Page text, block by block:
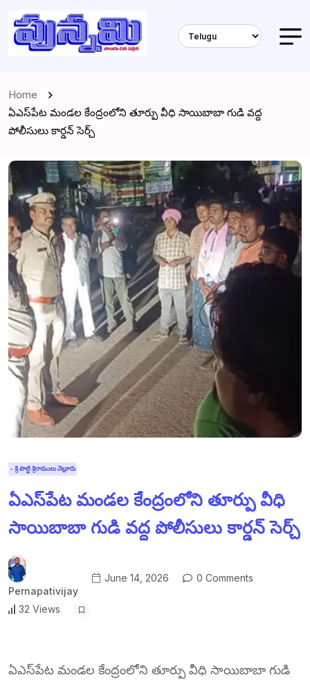
Home
ఏఎస్‌పేట మండల కేంద్రంలోని తూర్పు వీధి సాయిబాబా గుడి వద్ద
పోలీసులు కార్డన్ సెర్చ్
- శ్రీ పొట్టి శ్రీరాములు నెల్లూరు
ఏఎస్‌పేట మండల కేంద్రంలోని తూర్పు వీధి
సాయిబాబా గుడి వద్ద పోలీసులు కార్డన్ సెర్చ్
Pernapativijay
June 14, 2026 0 Comments
32 Views
ఏఎస్‌పేట మండల కేంద్రంలోని తూర్పు వీధి సాయిబాబా గుడి